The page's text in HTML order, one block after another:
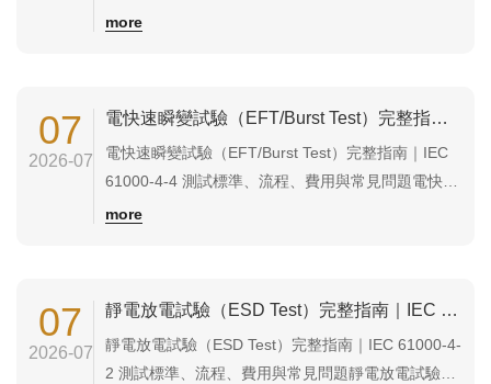
問題傳導抗擾度試驗（Conducted Immunity Test）
more
07
2026-07
電快速瞬變試驗（EFT/Burst Test）完整指南｜IEC 61000-4-4 測試標準、流程、費用與常見問題
電快速瞬變試驗（EFT/Burst Test）完整指南｜IEC
61000-4-4 測試標準、流程、費用與常見問題電快速
瞬變試驗（Electrical Fast Transient／Burst Test，簡
more
07
2026-07
靜電放電試驗（ESD Test）完整指南｜IEC 61000-4-2 測試標準、流程、費用與常見問題
靜電放電試驗（ESD Test）完整指南｜IEC 61000-4-
2 測試標準、流程、費用與常見問題靜電放電試驗